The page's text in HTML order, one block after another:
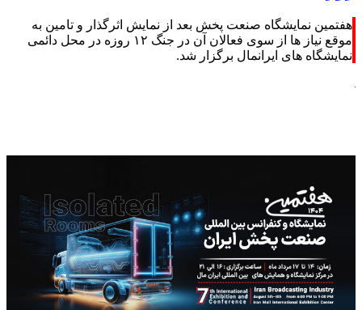
هفتمین نمایشگاه صنعت پخش بعد از نمایش اثرگذار و تامین به
موقع نیاز ها از سوی فعالان آن در جنگ ۱۲ روزه در محل دائمی
نمایشگاه های ایرانمال برگزار شد.